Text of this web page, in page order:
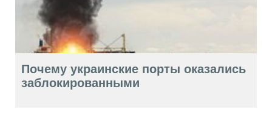
Почему украинские порты оказались
заблокированными